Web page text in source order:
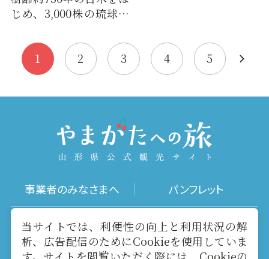
じめ、3,000株の琉球白
彩ります。満開の時期に
は、…
1
2 3 4 5
事業者のみなさまへ パンフレット
写真ダウンロード 動画ギャラリー
当サイトでは、利便性の向上と利用状況の解
析、広告配信のためにCookieを使用していま
す。サイトを閲覧いただく際には、Cookieの